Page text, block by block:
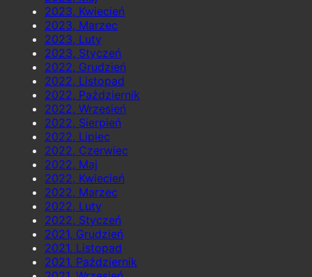
2023, Kwiecień
2023, Marzec
2023, Luty
2023, Styczeń
2022, Grudzień
2022, Listopad
2022, Październik
2022, Wrzesień
2022, Sierpień
2022, Lipiec
2022, Czerwiec
2022, Maj
2022, Kwiecień
2022, Marzec
2022, Luty
2022, Styczeń
2021, Grudzień
2021, Listopad
2021, Październik